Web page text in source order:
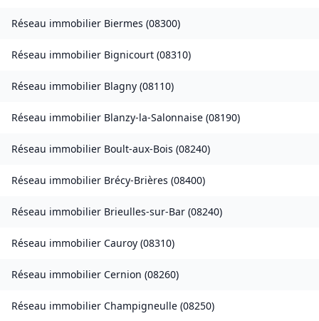
Réseau immobilier Biermes (08300)
Réseau immobilier Bignicourt (08310)
Réseau immobilier Blagny (08110)
Réseau immobilier Blanzy-la-Salonnaise (08190)
Réseau immobilier Boult-aux-Bois (08240)
Réseau immobilier Brécy-Brières (08400)
Réseau immobilier Brieulles-sur-Bar (08240)
Réseau immobilier Cauroy (08310)
Réseau immobilier Cernion (08260)
Réseau immobilier Champigneulle (08250)